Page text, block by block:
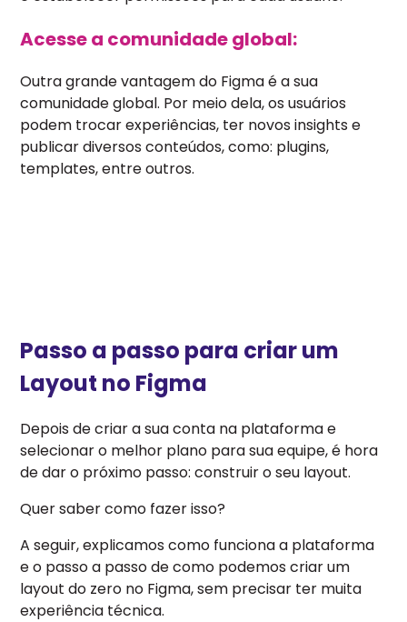
Acesse a comunidade global:
Outra grande vantagem do Figma é a sua
comunidade global. Por meio dela, os usuários
podem trocar experiências, ter novos insights e
publicar diversos conteúdos, como: plugins,
templates, entre outros.
Passo a passo para criar um
Layout no Figma
Depois de criar a sua conta na plataforma e
selecionar o melhor plano para sua equipe, é hora
de dar o próximo passo: construir o seu layout.
Quer saber como fazer isso?
A seguir, explicamos como funciona a plataforma
e o passo a passo de como podemos criar um
layout do zero no Figma, sem precisar ter muita
experiência técnica.